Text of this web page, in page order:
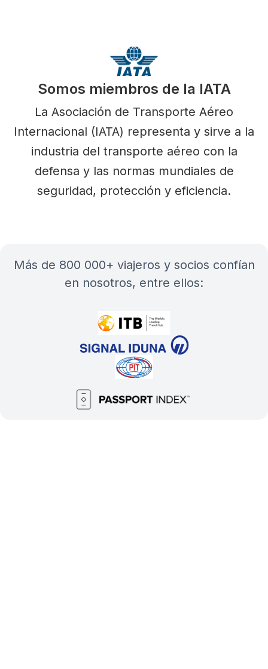
Somos miembros de la IATA
La Asociación de Transporte Aéreo
Internacional (IATA) representa y sirve a la
industria del transporte aéreo con la
defensa y las normas mundiales de
seguridad, protección y eficiencia.
más de 800 000+ viajeros y socios confían
en nosotros, entre ellos: